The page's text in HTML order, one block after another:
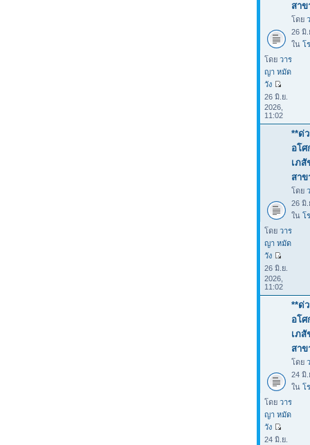
สาข
โดย
26 มิ.
ใน โ
โดย วาร
ญา หมัด
วัง
26 มิ.ย.
2026,
11:02
**ด่
อโ
เภสั
สาข
โดย
26 มิ.
ใน โ
โดย วาร
ญา หมัด
วัง
26 มิ.ย.
2026,
11:02
**ด่
อโ
เภสั
สาข
โดย
24 มิ.
ใน โ
โดย วาร
ญา หมัด
วัง
24 มิ.ย.